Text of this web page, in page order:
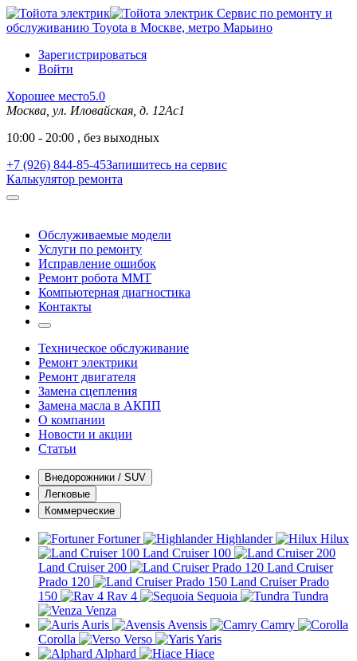
Сервис по ремонту и
обслуживанию Toyota в Москве, метро Марьино
Зарегистрироваться
Войти
Хорошее место5.0
Москва, ул. Иловайская, д. 12Ас1
10:00 - 20:00 , без выходных
+7 (926) 844-85-45Запишитесь на сервис
Калькулятор ремонта
Обслуживаемые модели
Услуги по ремонту
Исправление ошибок
Ремонт робота MMT
Компьютерная диагностика
Контакты
Техническое обслуживание
Ремонт электрики
Ремонт двигателя
Замена сцепления
Замена масла в АКПП
О компании
Новости и акции
Статьи
Внедорожники / SUV
Легковые
Коммерческие
Fortuner Highlander
Hilux
Land Cruiser 100
Land Cruiser 200
Land Cruiser
Prado 120
Land Cruiser Prado
150
Rav 4 Sequoia
Tundra
Venza
Auris
Avensis
Camry
Corolla
Verso
Yaris
Alphard
Hiace